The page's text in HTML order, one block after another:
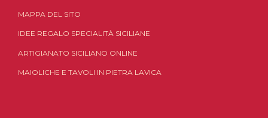
MAPPA DEL SITO
IDEE REGALO SPECIALITÀ SICILIANE
ARTIGIANATO SICILIANO ONLINE
MAIOLICHE E TAVOLI IN PIETRA LAVICA